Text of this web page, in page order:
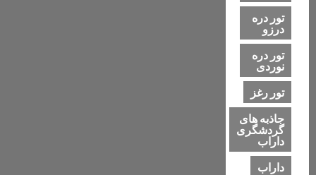
تور دره
درزو
تور دره
نوردی
تور رغز
جاذبه های
گردشگری
داراب
داراب